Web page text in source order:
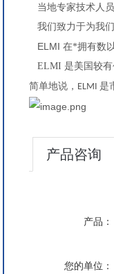
当地专家技术人
我们致力于为我
ELMI 在*拥有数
ELMI 是美国较
简单地说， ELMI 是
产品咨询
产品：
您的单位：